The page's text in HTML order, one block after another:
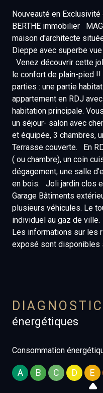
Nouveauté en
BERTHE immobilier
maison d'architecte
Dieppe avec superbe
Venez découvrir cette
le confort de plain-pied
parties : une partie
appartement en RDJ
habitation principale.
un séjour- salon avec
et équipée, 3 chambres,
Terrasse couverte. En
( ou chambre), un coin
dégagement, une salle
en bois. Joli jardin clos
Garage Bâtiments
plusieurs véhicules. Le
individuel au gaz de ville.
Les informations sur les
exposé sont disponibles
énergétiques
Consommation
A B C D E